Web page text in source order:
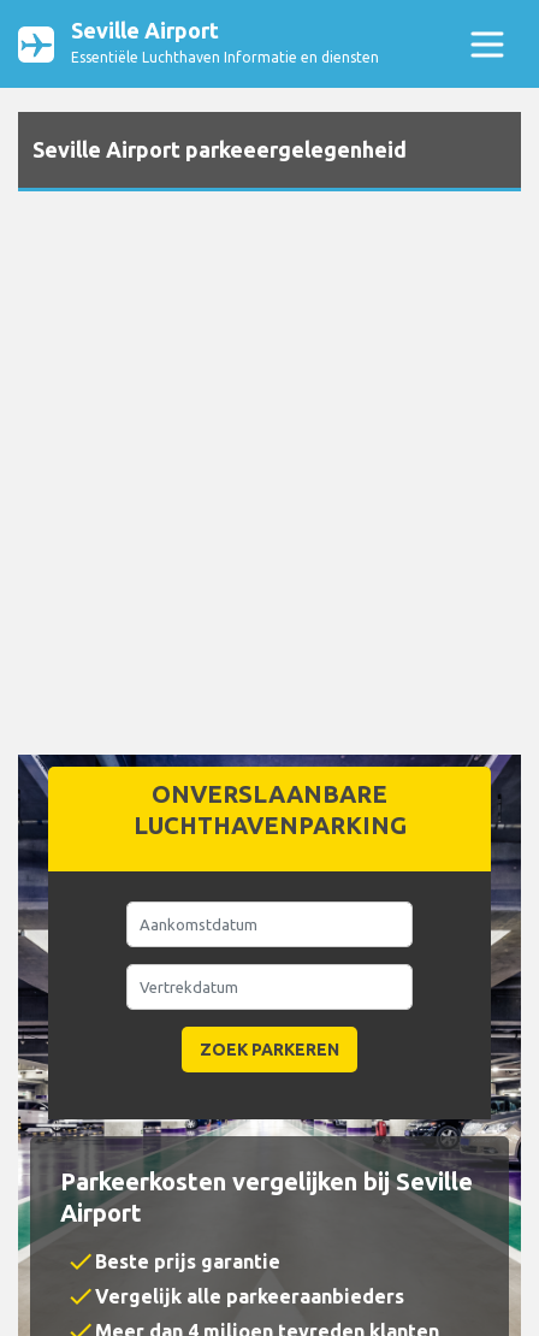
Seville Airport
Essentiële Luchthaven Informatie en diensten
Seville Airport parkeeergelegenheid
ONVERSLAANBARE
LUCHTHAVENPARKING
Parkeerkosten vergelijken bij Seville
Airport
check Beste prijs garantie
checkVergelijk alle parkeeraanbieders
Meer dan 4 miljoen tevreden klanten